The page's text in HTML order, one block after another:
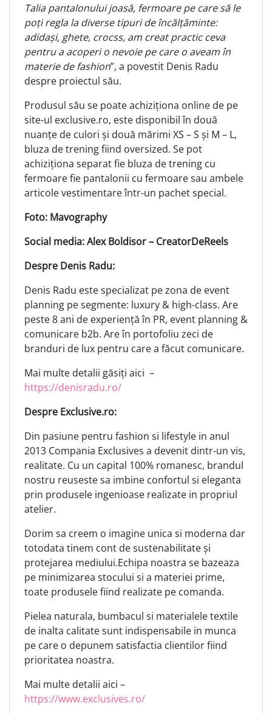
Talia pantalonului joasă, fermoare pe care să le
poți regla la diverse tipuri de încălțăminte:
adidași, ghete, crocss, am creat practic ceva
pentru a acoperi o nevoie pe care o aveam în
materie de fashion”, a povestit Denis Radu
despre proiectul său.
Produsul său se poate achiziționa online de pe
site-ul exclusive.ro, este disponibil în două
nuanțe de culori și două mărimi XS – S și M – L,
bluza de trening fiind oversized. Se pot
achiziționa separat fie bluza de trening cu
fermoare fie pantalonii cu fermoare sau ambele
articole vestimentare într-un pachet special.
Foto: Mavography
Social media: Alex Boldisor – CreatorDeReels
Despre Denis Radu:
Denis Radu este specializat pe zona de event
planning pe segmente: luxury & high-class. Are
peste 8 ani de experiență în PR, event planning &
comunicare b2b. Are în portofoliu zeci de
branduri de lux pentru care a făcut comunicare.
Mai multe detalii găsiți aici –
https://denisradu.ro/
Despre Exclusive.ro:
Din pasiune pentru fashion si lifestyle in anul
2013 Compania Exclusives a devenit dintr-un vis,
realitate. Cu un capital 100% romanesc, brandul
nostru reuseste sa imbine confortul si eleganta
prin produsele ingenioase realizate in propriul
atelier.
Dorim sa creem o imagine unica si moderna dar
totodata tinem cont de sustenabilitate și
protejarea mediului.Echipa noastra se bazeaza
pe minimizarea stocului si a materiei prime,
toate produsele fiind realizate pe comanda.
Pielea naturala, bumbacul si materialele textile
de inalta calitate sunt indispensabile in munca
pe care o depunem satisfactia clientilor fiind
prioritatea noastra.
Mai multe detalii aici –
https://www.exclusives.ro/